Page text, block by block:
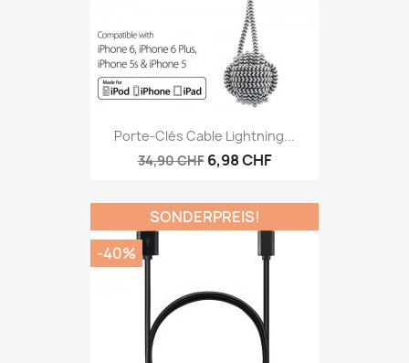
Porte-Clés Cable Lightning...
34,90 CHF 6,98 CHF
SONDERPREIS!
-40%